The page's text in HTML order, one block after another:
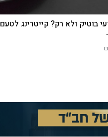
בוטיק ולא רק? קייטרינג לטעם